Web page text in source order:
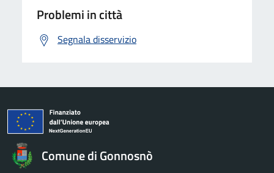
Problemi in città
Segnala disservizio
Comune di Gonnosnò